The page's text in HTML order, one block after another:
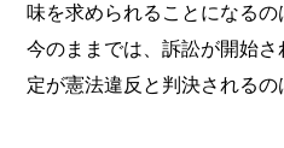
味を求められることになるの
今のままでは、訴訟が開始
定が憲法違反と判決されるの